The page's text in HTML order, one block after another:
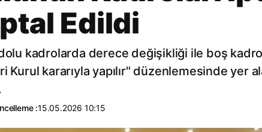
Edildi
kadrolarda derece değişikliği ile boş
Kurul kararıyla yapılır" düzenlemesinde yer
:15.05.2026 10:15